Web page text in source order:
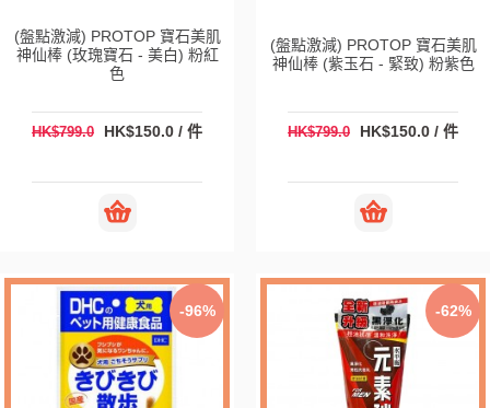
(盤點激減) PROTOP 寶石美肌
神仙棒 (玫瑰寶石 - 美白) 粉紅
色
HK$799.0 HK$150.0 / 件
(盤點激減) PROTOP 寶石美肌
神仙棒 (紫玉石 - 緊致) 粉紫色
HK$799.0 HK$150.0 / 件
-96% -62%